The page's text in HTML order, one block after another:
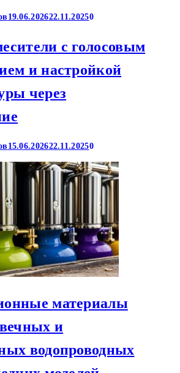
19.06.202622.11.20250
с голосовым
и настройкой
через
15.06.202622.11.20250
материалы
и
водопроводных